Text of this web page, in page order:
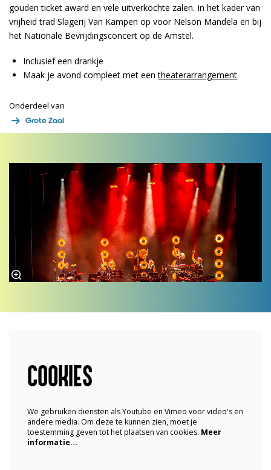
gouden ticket award en vele uitverkochte zalen. In het kader van
vrijheid trad Slagerij Van Kampen op voor Nelson Mandela en bij
het Nationale Bevrijdingsconcert op de Amstel.
Inclusief een drankje
Maak je avond compleet met eentheaterarrangement
Onderdeel van
Grote Zaal
COOKIES
We gebruiken diensten als Youtube en Vimeo voor video's en
andere media. Om deze te kunnen zien, moet je
toestemming geven tot het plaatsen van cookies. Meer
informatie…